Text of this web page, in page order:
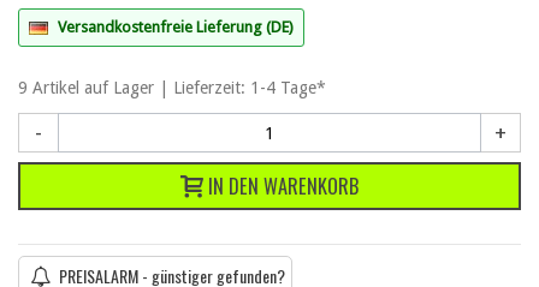
Versandkostenfreie Lieferung (DE)
9 Artikel auf Lager | Lieferzeit: 1-4 Tage*
- +
IN DEN WARENKORB
PREISALARM - günstiger gefunden?